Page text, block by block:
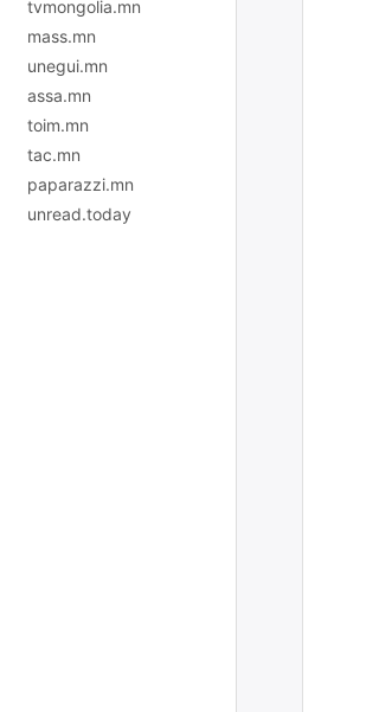
tvmongolia.mn
mass.mn
unegui.mn
assa.mn
toim.mn
tac.mn
paparazzi.mn
unread.today